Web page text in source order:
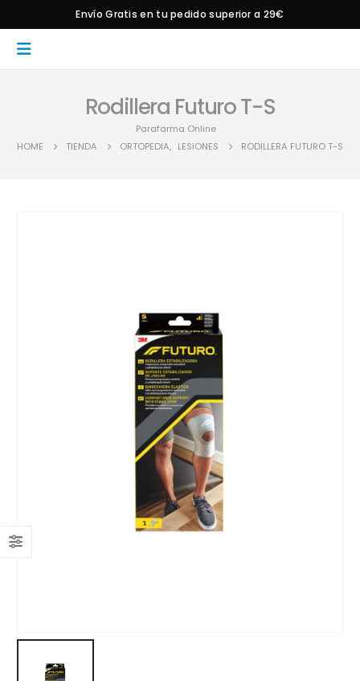
Envío Gratis en tu pedido superior a 29€
Rodillera Futuro T-S
Parafarma Online
HOME
TIENDA ORTOPEDIA, LESIONES RODILLERA FUTURO T-S